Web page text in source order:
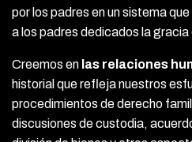
por los padres en un sistema
a los padres dedicados la gracia
Creemos en las relaciones
historial que refleja nuestros
procedimientos de derecho
discusiones de custodia,